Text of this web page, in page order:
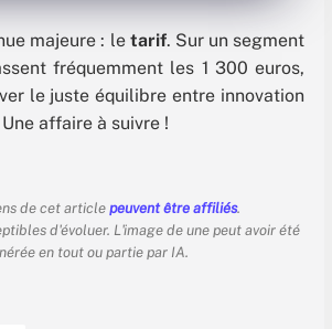
majeure : le tarif. Sur un segment
fréquemment les 1 300 euros,
le juste équilibre entre innovation
affaire à suivre !
de cet article peuvent être affiliés.
d'évoluer. L'image de une peut avoir été
en tout ou partie par IA.